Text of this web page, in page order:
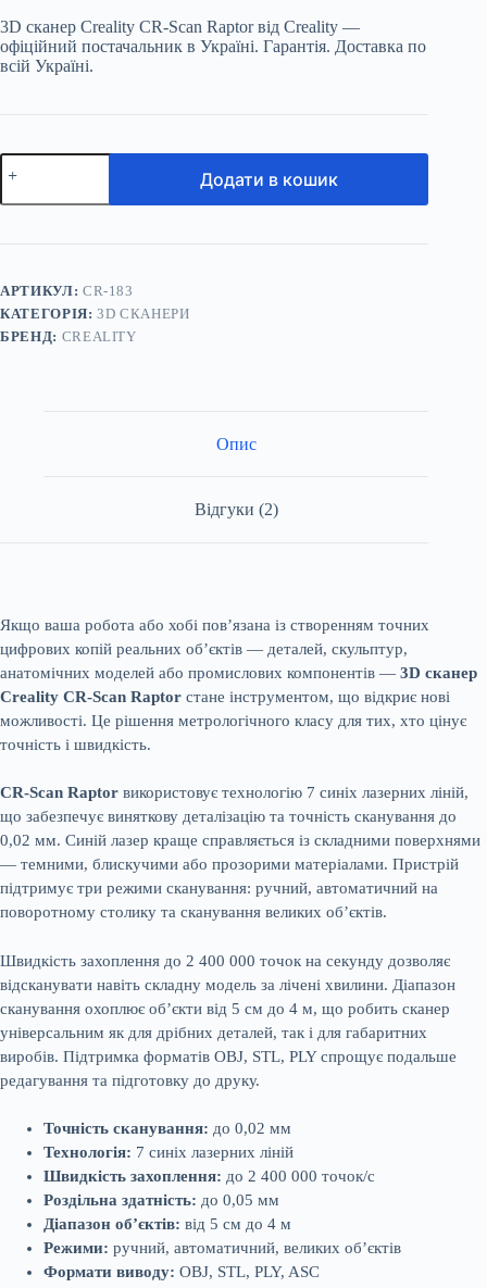
3D сканер Creality CR-Scan Raptor від Creality —
офіційний постачальник в Україні. Гарантія. Доставка по
всій Україні.
3D
сканер
Додати в кошик
АРТИКУЛ: CR-183
КАТЕГОРІЯ:3D СКАНЕРИ
БРЕНД: CREALITY
Опис
Відгуки (2)
Якщо ваша робота або хобi пов’язана iз створенням точних
цифрових копiй реальних об’єктiв — деталей, скульптур,
анатомiчних моделей або промислових компонентiв — 3D сканер
Creality CR-Scan Raptor стане iнструментом, що вiдкриє новi
можливостi. Це рiшення метрологiчного класу для тих, хто цiнує
точнiсть i швидкiсть.
CR-Scan Raptor використовує технологiю 7 синiх лазерних лiнiй,
що забезпечує виняткову деталiзацiю та точнiсть сканування до
0,02 мм. Синiй лазер краще справляється iз складними поверхнями
— темними, блискучими або прозорими матерiалами. Пристрiй
пiдтримує три режими сканування: ручний, автоматичний на
поворотному столику та сканування великих об’єктiв.
Швидкiсть захоплення до 2 400 000 точок на секунду дозволяє
вiдсканувати навiть складну модель за лiченi хвилини. Дiапазон
сканування охоплює об’єкти вiд 5 см до 4 м, що робить сканер
унiверсальним як для дрiбних деталей, так i для габаритних
виробiв. Пiдтримка форматiв OBJ, STL, PLY спрощує подальше
редагування та пiдготовку до друку.
Точнiсть сканування: до 0,02 мм
Технологiя: 7 синiх лазерних лiнiй
Швидкiсть захоплення: до 2 400 000 точок/с
Роздiльна здатнiсть: до 0,05 мм
Дiапазон об’єктiв: вiд 5 см до 4 м
Режими: ручний, автоматичний, великих об’єктiв
Формати виводу: OBJ, STL, PLY, ASC